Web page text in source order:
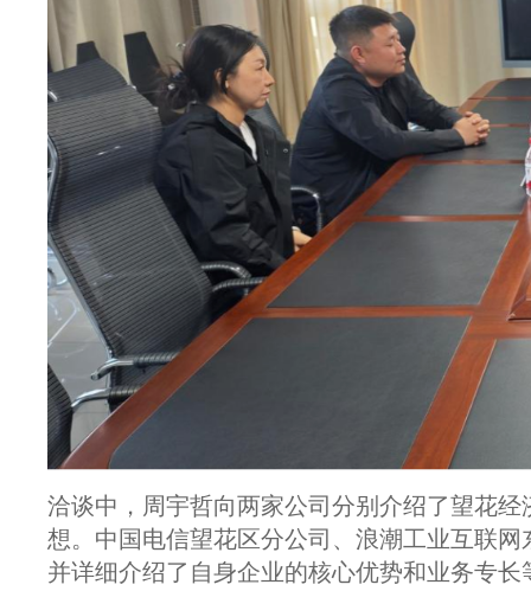
洽谈中，周宇哲向两家公司分别介绍了望花
想。中国电信望花区分公司、浪潮工业互联
并详细介绍了自身企业的核心优势和业务专